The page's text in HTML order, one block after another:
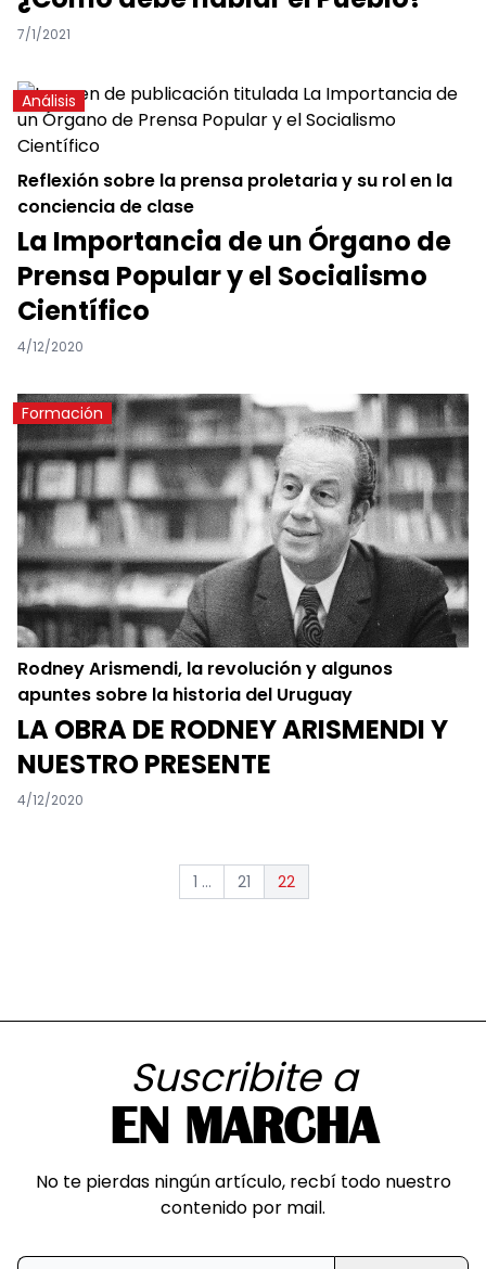
7/1/2021
Análisis
Reflexión sobre la prensa proletaria y su rol en la
conciencia de clase
La Importancia de un Órgano de
Prensa Popular y el Socialismo
Científico
4/12/2020
Formación
Rodney Arismendi, la revolución y algunos
apuntes sobre la historia del Uruguay
LA OBRA DE RODNEY ARISMENDI Y
NUESTRO PRESENTE
4/12/2020
1 ... 21 22
Suscribite a
EN MARCHA
No te pierdas ningún artículo, recbí todo nuestro
contenido por mail.